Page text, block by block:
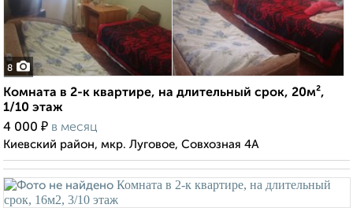
8
Комната в 2-к квартире, на длительный срок, 20м²,
1/10 этаж
4 000 ₽ в месяц
Киевский район, мкр. Луговое, Совхозная 4А